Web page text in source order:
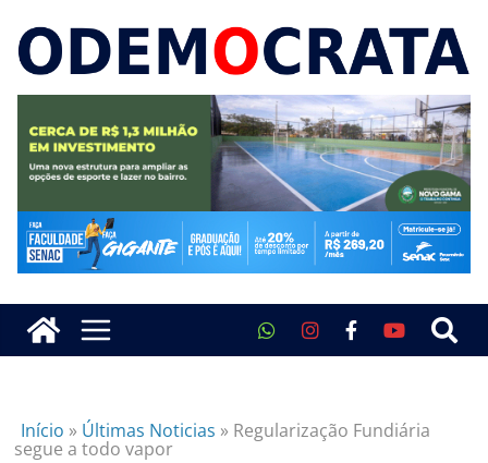
Início » Últimas Noticias » Regularização Fundiária
segue a todo vapor